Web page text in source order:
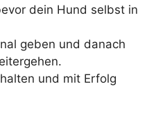
dein Hund selbst in
geben und danach
und mit Erfolg